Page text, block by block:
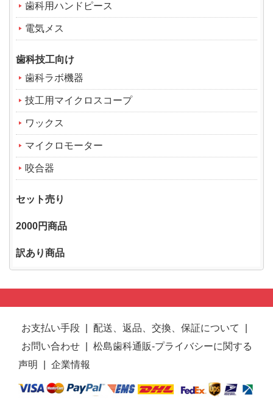
歯科用ハンドピース
電気メス
歯科技工向け
歯科ラボ機器
技工用マイクロスコープ
ワックス
マイクロモーター
咬合器
セット売り
2000円商品
訳あり商品
お支払い手段 配送、返品、交換、保証について
お問い合わせ
松島歯科通販-プライバシーに関する
声明
企業情報